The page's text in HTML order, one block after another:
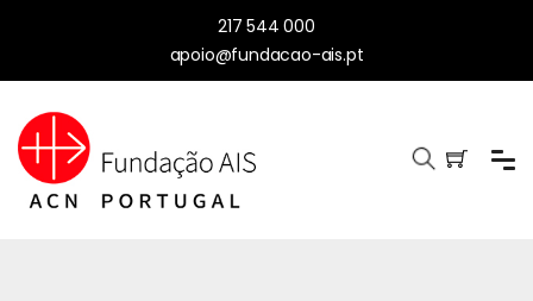
217 544 000
apoio@fundacao-ais.pt